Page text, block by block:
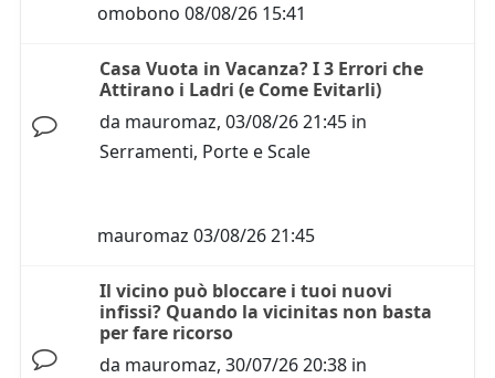
omobono 08/08/26 15:41
Casa Vuota in Vacanza? I 3 Errori che
Attirano i Ladri (e Come Evitarli)
da mauromaz, 03/08/26 21:45 in
Serramenti, Porte e Scale
mauromaz 03/08/26 21:45
Il vicino può bloccare i tuoi nuovi
infissi? Quando la vicinitas non basta
per fare ricorso
da mauromaz, 30/07/26 20:38 in